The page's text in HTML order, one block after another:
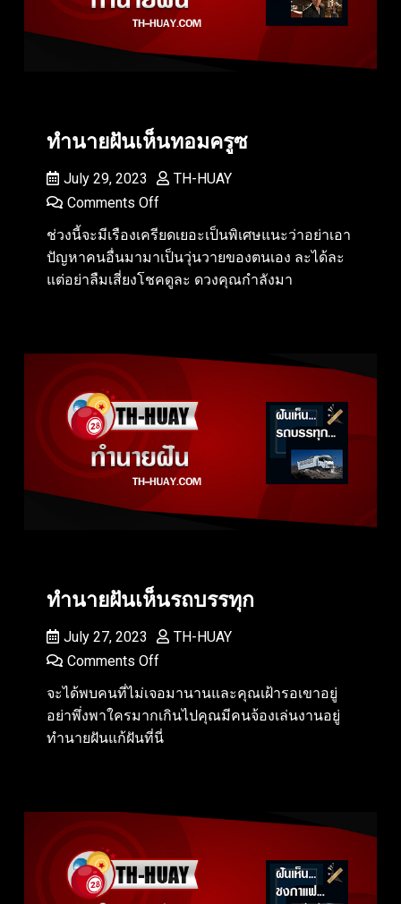
ทำนายฝันเห็นทอมครูซ
July 29, 2023
TH-HUAY
Comments Off
ช่วงนี้จะมีเรืองเครียดเยอะเป็นพิเศษแนะว่าอย่าเอา
ปัญหาคนอื่นมามาเป็นวุ่นวายของตนเอง ละได้ละ
แต่อย่าลืมเสี่ยงโชคดูละ ดวงคุณกำลังมา
ทำนายฝันเห็นรถบรรทุก
July 27, 2023
TH-HUAY
Comments Off
จะได้พบคนที่ไม่เจอมานานและคุณเฝ้ารอเขาอยู่
อย่าพึ่งพาใครมากเกินไปคุณมีคนจ้องเล่นงานอยู่
ทำนายฝันแก้ฝันที่นี่